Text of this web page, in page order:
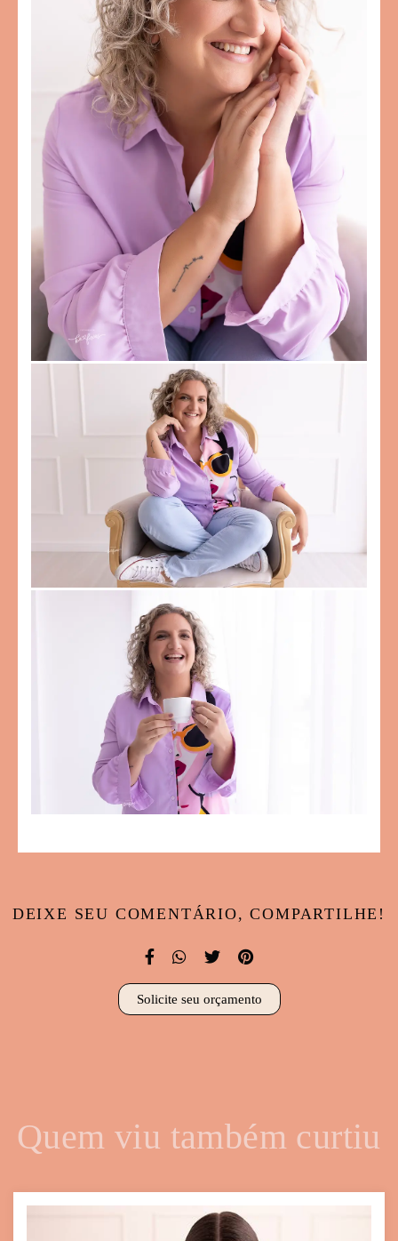
DEIXE SEU COMENTÁRIO, COMPARTILHE!
Solicite seu orçamento
Quem viu também curtiu